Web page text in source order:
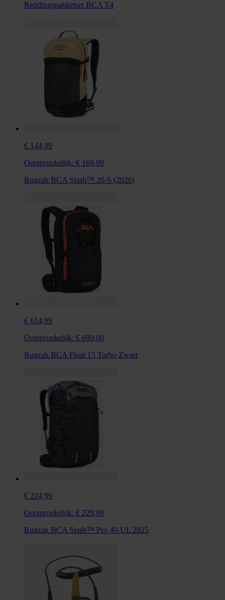
Reddingspakketset BCA T4
€ 144,99
Oorspronkelijk: € 169,99
Rugzak BCA Stash™ 20-S (2026)
€ 614,99
Oorspronkelijk: € 699,00
Rugzak BCA Float 15 Turbo Zwart
€ 224,99
Oorspronkelijk: € 229,99
Rugzak BCA Stash™ Pro 40-UL 2025